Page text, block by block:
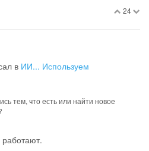
24
в ИИ... Используем
тем, что есть или найти новое